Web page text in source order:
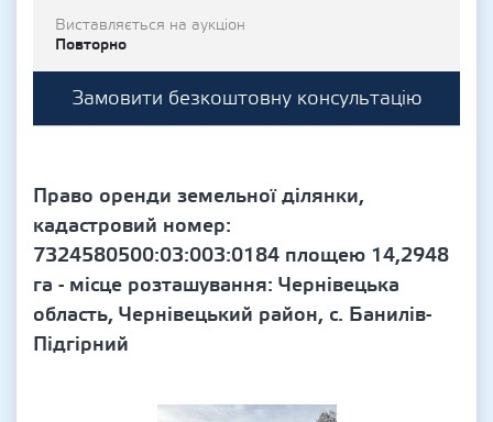
Виставляється на аукціон
Повторно
Замовити безкоштовну консультацію
Право оренди земельної ділянки,
кадастровий номер:
7324580500:03:003:0184 площею 14,2948
га - місце розташування: Чернівецька
область, Чернівецький район, с. Банилів-
Підгірний